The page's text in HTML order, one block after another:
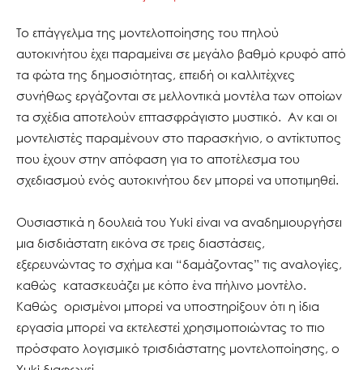
Το επάγγελμα της μοντελοποίησης του πηλού
αυτοκινήτου έχει παραμείνει σε μεγάλο βαθμό κρυφό από
τα φώτα της δημοσιότητας, επειδή οι καλλιτέχνες
συνήθως εργάζονται σε μελλοντικά μοντέλα των οποίων
τα σχέδια αποτελούν επτασφράγιστο μυστικό. Αν και οι
μοντελιστές παραμένουν στο παρασκήνιο, ο αντίκτυπος
που έχουν στην απόφαση για το αποτέλεσμα του
σχεδιασμού ενός αυτοκινήτου δεν μπορεί να υποτιμηθεί.
Ουσιαστικά η δουλειά του Yuki είναι να αναδημιουργήσει
μια δισδιάστατη εικόνα σε τρεις διαστάσεις,
εξερευνώντας το σχήμα και “δαμάζοντας” τις αναλογίες,
καθώς κατασκευάζει με κόπο ένα πήλινο μοντέλο.
Καθώς ορισμένοι μπορεί να υποστηρίξουν ότι η ίδια
εργασία μπορεί να εκτελεστεί χρησιμοποιώντας το πιο
πρόσφατο λογισμικό τρισδιάστατης μοντελοποίησης, ο